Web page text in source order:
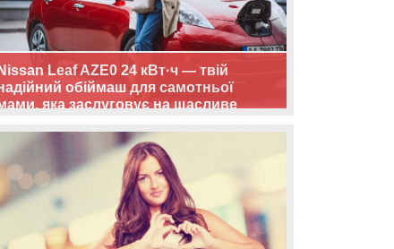
Nissan Leaf AZE0 24 кВт·ч — твій
обіймаш для самотньої
яка заслуговує на щасливе